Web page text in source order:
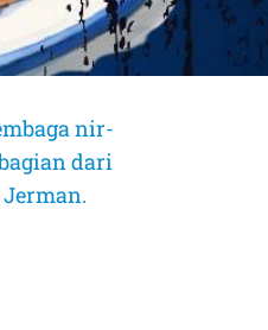
nir-
dari